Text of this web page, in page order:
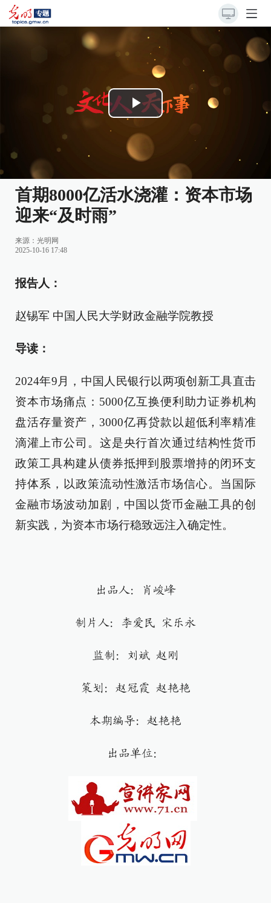
Play
Video
首期8000亿活水浇灌：资本市场
迎来“及时雨”
来源： 光明网
2025-10-16 17:48
报告人：
赵锡军 中国人民大学财政金融学院教授
导读：
2024年9月，中国人民银行以两项创新工具直击
资本市场痛点：5000亿互换便利助力证券机构
盘活存量资产，3000亿再贷款以超低利率精准
滴灌上市公司。这是央行首次通过结构性货币
政策工具构建从债券抵押到股票增持的闭环支
持体系，以政策流动性激活市场信心。当国际
金融市场波动加剧，中国以货币金融工具的创
新实践，为资本市场行稳致远注入确定性。
出品人：肖峻峰
制片人：李爱民 宋乐永
监制：刘斌 赵刚
策划：赵冠霞 赵艳艳
本期编导：赵艳艳
出品单位：